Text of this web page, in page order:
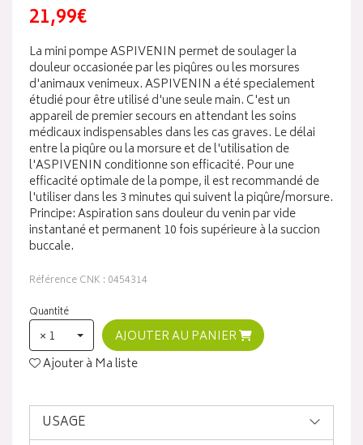
21,99€
La mini pompe ASPIVENIN permet de soulager la
douleur occasionée par les piqûres ou les morsures
d'animaux venimeux. ASPIVENIN a été specialement
étudié pour être utilisé d'une seule main. C'est un
appareil de premier secours en attendant les soins
médicaux indispensables dans les cas graves. Le délai
entre la piqûre ou la morsure et de l'utilisation de
l'ASPIVENIN conditionne son efficacité. Pour une
efficacité optimale de la pompe, il est recommandé de
l'utiliser dans les 3 minutes qui suivent la piqûre/morsure.
Principe: Aspiration sans douleur du venin par vide
instantané et permanent 10 fois supérieure à la succion
buccale.
Référence CNK : 0454314
Quantité
× 1
AJOUTER AU PANIER
Ajouter à Ma liste
USAGE